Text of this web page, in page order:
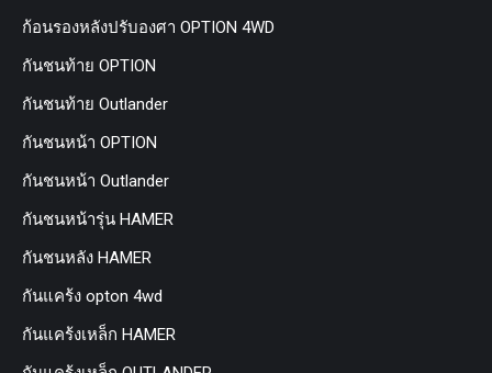
ก้อนรองหลังปรับองศา OPTION 4WD
กันชนท้าย OPTION
กันชนท้าย Outlander
กันชนหน้า OPTION
กันชนหน้า Outlander
กันชนหน้ารุ่น HAMER
กันชนหลัง HAMER
กันแคร้ง opton 4wd
กันแคร้งเหล็ก HAMER